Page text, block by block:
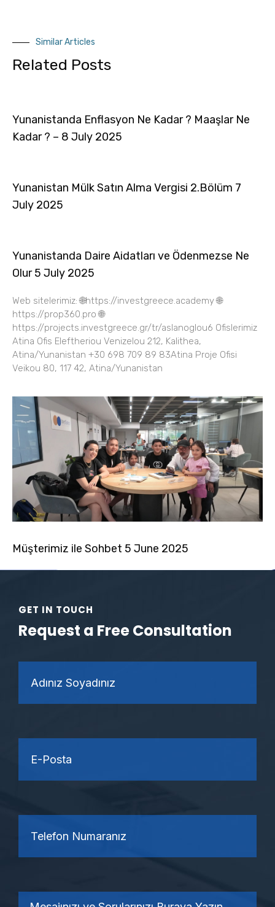
Similar Articles
Related Posts
Yunanistanda Enflasyon Ne Kadar ? Maaşlar Ne
Kadar ? – 8 July 2025
Yunanistan Mülk Satın Alma Vergisi 2.Bölüm 7
July 2025
Yunanistanda Daire Aidatları ve Ödenmezse Ne
Olur 5 July 2025
Web sitelerimiz: 🌐https://investgreece.academy 🌐
https://prop360.pro 🌐
https://projects.investgreece.gr/tr/aslanoglou6 Ofislerimiz
Atina Ofis Eleftheriou Venizelou 212, Kalithea,
Atina/Yunanistan +30 698 709 89 83Atina Proje Ofisi
Veikou 80, 117 42, Atina/Yunanistan
Müşterimiz ile Sohbet 5 June 2025
GET IN TOUCH
Request a Free Consultation